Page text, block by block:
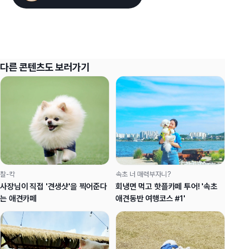
다른 콘텐츠도 보러가기
찰-칵
사장님이 직접 '견생샷'을 찍어준다
는 애견카페
속초 너 매력부자니?
회냉면 먹고 핫플카페 투어! '속초
애견동반 여행코스 #1'